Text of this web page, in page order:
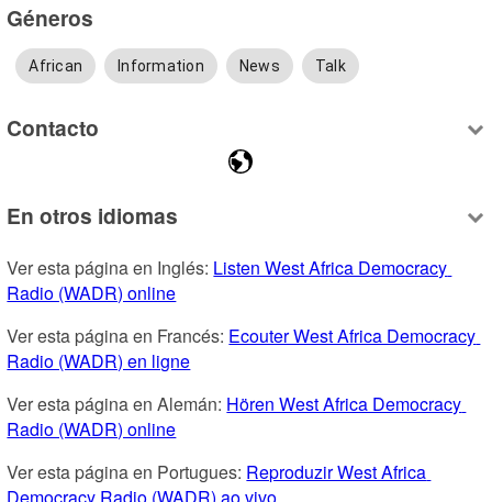
Géneros
African Information News Talk
Contacto
En otros idiomas
Ver esta página en Inglés: Listen West Africa Democracy
Radio (WADR) online
Ver esta página en Francés: Ecouter West Africa Democracy
Radio (WADR) en ligne
Ver esta página en Alemán: Hören West Africa Democracy
Radio (WADR) online
Ver esta página en Portugues: Reproduzir West Africa
Democracy Radio (WADR) ao vivo